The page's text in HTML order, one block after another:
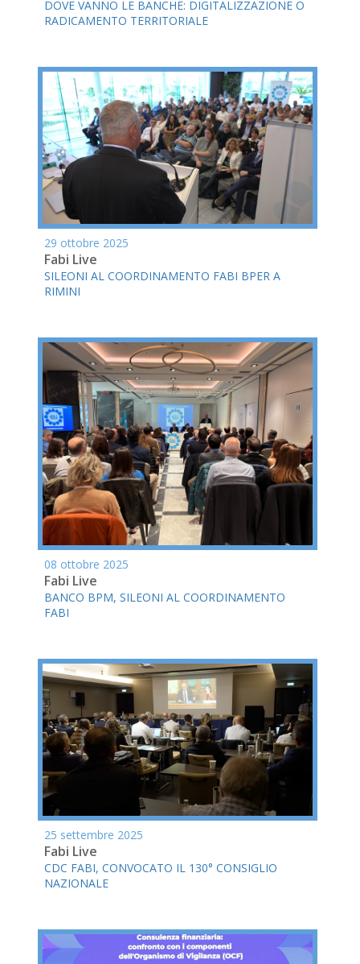
DOVE VANNO LE BANCHE: DIGITALIZZAZIONE O
RADICAMENTO TERRITORIALE
29 ottobre 2025
Fabi Live
SILEONI AL COORDINAMENTO FABI BPER A
RIMINI
08 ottobre 2025
Fabi Live
BANCO BPM, SILEONI AL COORDINAMENTO
FABI
25 settembre 2025
Fabi Live
CDC FABI, CONVOCATO IL 130° CONSIGLIO
NAZIONALE